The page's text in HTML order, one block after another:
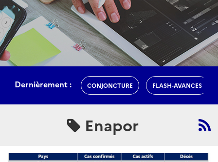
Dernièrement : CONJONCTURE FLASH-AVANCES
Enapor